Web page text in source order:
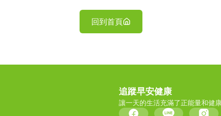
回到首頁
追蹤早安健康
讓一天的生活充滿了正能量和健